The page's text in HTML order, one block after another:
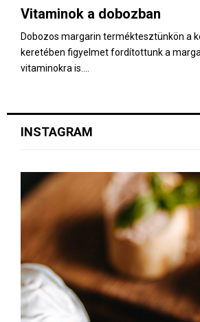
Vitaminok a dobozban
Dobozos margarin terméktesztünkön a
keretében figyelmet fordítottunk a
vitaminokra is....
INSTAGRAM